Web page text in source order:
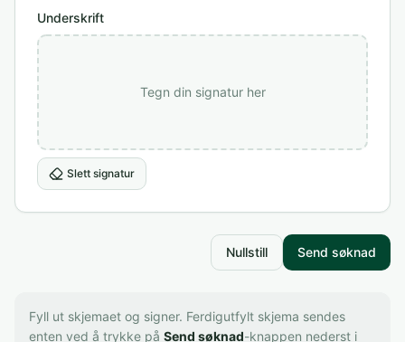
Underskrift
Tegn din signatur her
Slett signatur
Nullstill Send søknad
Fyll ut skjemaet og signer. Ferdigutfylt skjema sendes
enten ved å trykke på Send søknad-knappen nederst i